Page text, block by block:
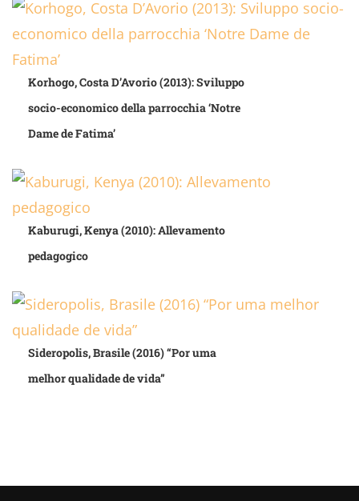
Korhogo, Costa D’Avorio (2013): Sviluppo
socio-economico della parrocchia ‘Notre
Dame de Fatima’
Kaburugi, Kenya (2010): Allevamento
pedagogico
Sideropolis, Brasile (2016) “Por uma
melhor qualidade de vida”